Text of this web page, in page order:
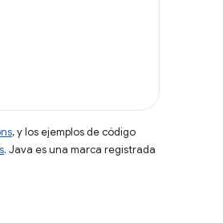
, y los ejemplos de código
. Java es una marca registrada